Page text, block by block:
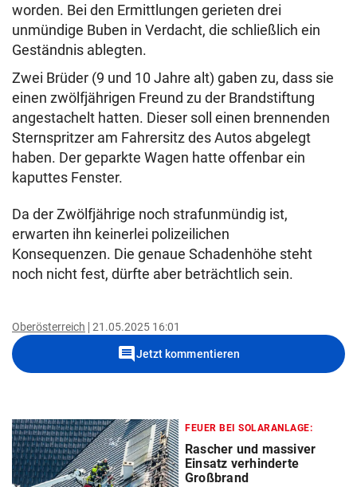
worden. Bei den Ermittlungen gerieten drei
unmündige Buben in Verdacht, die schließlich ein
Geständnis ablegten.
Zwei Brüder (9 und 10 Jahre alt) gaben zu, dass sie
einen zwölfjährigen Freund zu der Brandstiftung
angestachelt hatten. Dieser soll einen brennenden
Sternspritzer am Fahrersitz des Autos abgelegt
haben. Der geparkte Wagen hatte offenbar ein
kaputtes Fenster.
Da der Zwölfjährige noch strafunmündig ist,
erwarten ihn keinerlei polizeilichen
Konsequenzen. Die genaue Schadenhöhe steht
noch nicht fest, dürfte aber beträchtlich sein.
Oberösterreich 21.05.2025 16:01
commentJetzt kommentieren
FEUER BEI SOLARANLAGE:
Rascher und massiver
Einsatz verhinderte
Großbrand